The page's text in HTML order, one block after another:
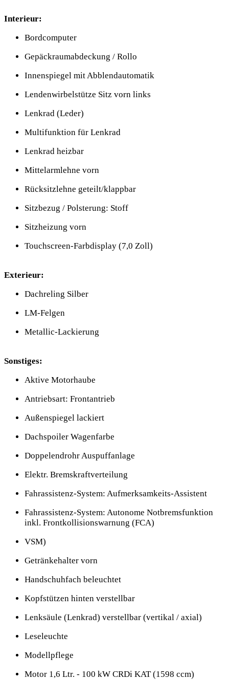
Interieur:
Bordcomputer
Gepäckraumabdeckung / Rollo
Innenspiegel mit Abblendautomatik
Lendenwirbelstütze Sitz vorn links
Lenkrad (Leder)
Multifunktion für Lenkrad
Lenkrad heizbar
Mittelarmlehne vorn
Rücksitzlehne geteilt/klappbar
Sitzbezug / Polsterung: Stoff
Sitzheizung vorn
Touchscreen-Farbdisplay (7,0 Zoll)
Exterieur:
Dachreling Silber
LM-Felgen
Metallic-Lackierung
Sonstiges:
Aktive Motorhaube
Antriebsart: Frontantrieb
Außenspiegel lackiert
Dachspoiler Wagenfarbe
Doppelendrohr Auspuffanlage
Elektr. Bremskraftverteilung
Fahrassistenz-System: Aufmerksamkeits-Assistent
Fahrassistenz-System: Autonome Notbremsfunktion
inkl. Frontkollisionswarnung (FCA)
VSM)
Getränkehalter vorn
Handschuhfach beleuchtet
Kopfstützen hinten verstellbar
Lenksäule (Lenkrad) verstellbar (vertikal / axial)
Leseleuchte
Modellpflege
Motor 1,6 Ltr. - 100 kW CRDi KAT (1598 ccm)